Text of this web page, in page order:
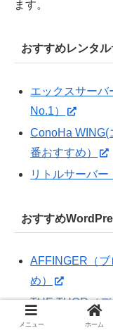
ます。
おすすめレンタ
エックスサーバ
No.1）
ConoHa WING(
番おすすめ）
リトルサーバー
おすすめ
AFFINGER（
め）
THE THOR（
メニュー ホーム